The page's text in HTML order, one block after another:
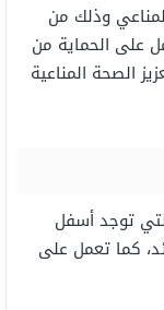
وذلك من
على الحماية من
الصحة المناعية
توجد أسفل
كما تعمل على